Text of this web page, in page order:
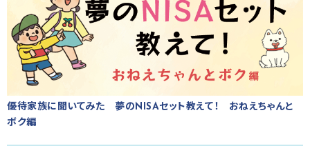
優待家族に聞いてみた 夢のNISAセット教えて！ おねえちゃんと
ボク編